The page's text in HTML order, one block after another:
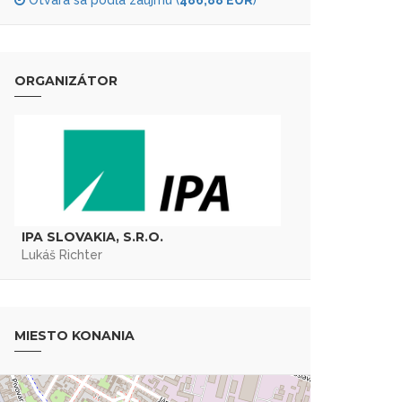
ORGANIZÁTOR
IPA SLOVAKIA, S.R.O.
Lukáš Richter
MIESTO KONANIA